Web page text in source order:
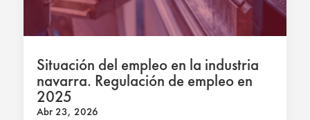
Situación del empleo en la industria
navarra. Regulación de empleo en
2025
Abr 23, 2026